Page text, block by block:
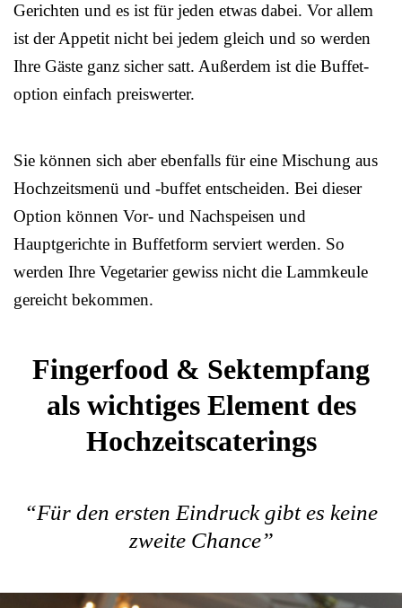
Gerichten und es ist für jeden etwas dabei. Vor allem
ist der Appetit nicht bei jedem gleich und so werden
Ihre Gäste ganz sicher satt. Außerdem ist die Buffet-
option einfach preiswerter.
Sie können sich aber ebenfalls für eine Mischung aus
Hochzeitsmenü und -buffet entscheiden. Bei dieser
Option können Vor- und Nachspeisen und
Hauptgerichte in Buffetform serviert werden. So
werden Ihre Vegetarier gewiss nicht die Lammkeule
gereicht bekommen.
Fingerfood & Sektempfang
als wichtiges Element des
Hochzeitscaterings
“Für den ersten Eindruck gibt es keine
zweite Chance”